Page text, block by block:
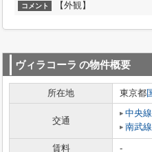
コメント 【外観】
ヴィラコーラ の物件概要
所在地 東京都
交通
中央線
南武線
賃料 -